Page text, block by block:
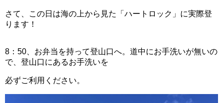
さて、この日は海の上から見た「ハートロック」に実際登
ります！
8：50、お弁当を持って登山口へ。道中にお手洗いが無いの
で、登山口にあるお手洗いを
必ずご利用ください。